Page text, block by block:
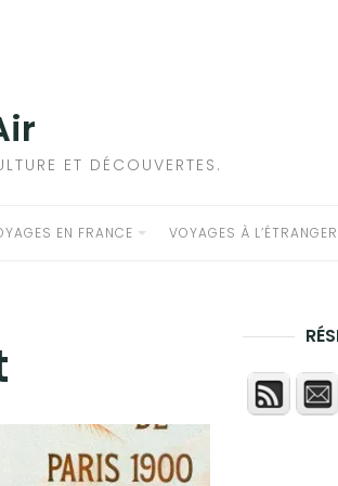
ET DÉCOUVERTES.
EN FRANCE VOYAGES À L’ÉTRANGER